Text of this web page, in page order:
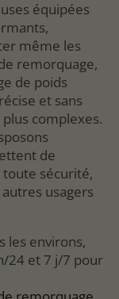
équipées
même les
remorquage,
de poids
et sans
complexes.
de
toute sécurité,
usagers
les environs,
24 et 7 j/7 pour